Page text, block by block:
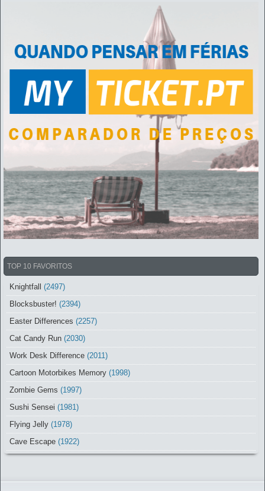
TOP 10 FAVORITOS
Knightfall (2497)
Blocksbuster! (2394)
Easter Differences (2257)
Cat Candy Run (2030)
Work Desk Difference (2011)
Cartoon Motorbikes Memory (1998)
Zombie Gems (1997)
Sushi Sensei (1981)
Flying Jelly (1978)
Cave Escape (1922)